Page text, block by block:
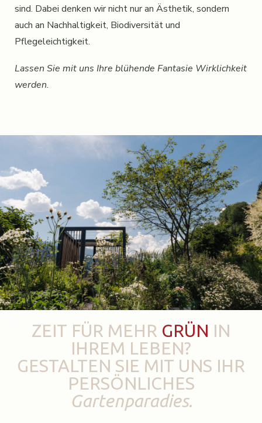
sind. Dabei denken wir nicht nur an Ästhetik, sondern
auch an Nachhaltigkeit, Biodiversität und
Pflegeleichtigkeit.
Lassen Sie mit uns Ihre blühende Fantasie Wirklichkeit
werden.
ZEIT FÜR MEHR GRÜN IN
IHREM LEBEN?
GESTALTEN SIE MIT UNS IHR
PERSÖNLICHES
Gartenparadies.